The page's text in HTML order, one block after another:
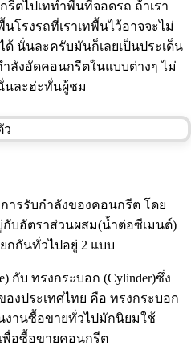
รีตไปเททำพื้นที่จอดรถ ถ้าเรา
โรงรถที่เราเทพื้นไว้อาจจะไม่
ด้ นั่นละครับมันก็เลยเป็นประเด็น
ลังอัดคอนกรีตในแบบต่างๆ ไม่
นั่นละฮ่ะทั่นผู้ชม
ารรับกำลังของคอนกรีต โดย
บอัตราส่วนผสม(น้ำต่อซีเมนต์)
กกันทั่วไปอยู่ 2 แบบ
กับ ทรงกระบอก (Cylinder)ซึ่ง
งประเทศไทย คือ ทรงกระบอก
งานซื้อขายทั่วไปมักนิยมใช้
พื่อซื้อขายคอนกรีต